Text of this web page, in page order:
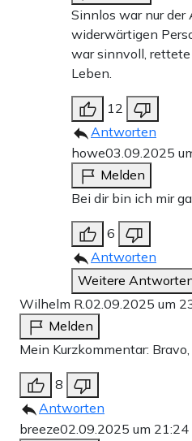
Sinnlos war nur der
widerwärtigen
war sinnvoll,
Leben.
12
Antworten
howe03.09.2025
Melden
Bei dir bin ich mir
6
Antworten
Weitere
Wilhelm R.02.09.2025 um
Melden
Mein Kurzkommentar:
8
Antworten
breeze02.09.2025 um 21:24